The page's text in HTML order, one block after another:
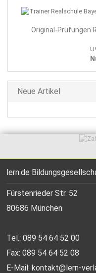
Original-Prüfungen
Neue Artikel
lern.de
Fürstenrieder Str. 52
80686 München
Tel.: 089 54 64 52 00
Fax: 089 54 64 52 08
E-Mail:kontakt@lern-